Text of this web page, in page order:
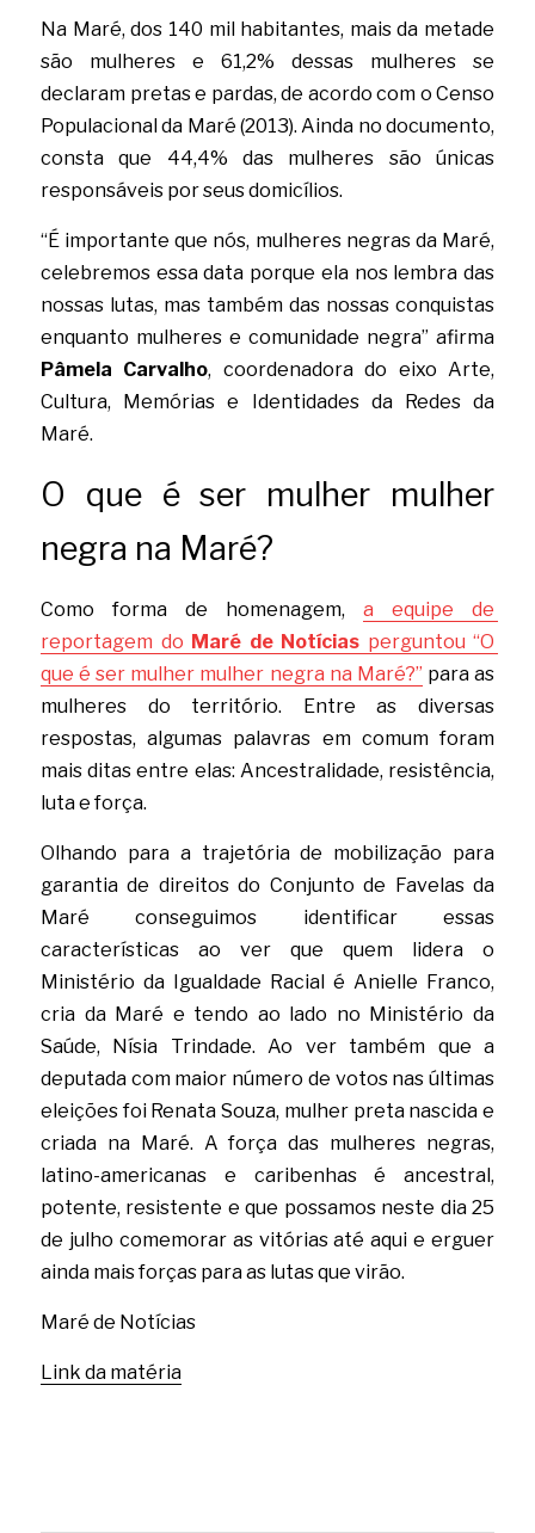
Na Maré, dos 140 mil habitantes, mais da metade
são mulheres e 61,2% dessas mulheres se
declaram pretas e pardas, de acordo com o Censo
Populacional da Maré (2013). Ainda no documento,
consta que 44,4% das mulheres são únicas
responsáveis por seus domicílios.
“É importante que nós, mulheres negras da Maré,
celebremos essa data porque ela nos lembra das
nossas lutas, mas também das nossas conquistas
Pâmela Carvalho, coordenadora do eixo Arte,
Cultura, Memórias e Identidades da Redes da
Maré.
O que é ser mulher mulher
negra na Maré?
Como forma de homenagem, a equipe de
reportagem do Maré de Notícias perguntou “O
que é ser mulher mulher negra na Maré?” para as
mulheres do território. Entre as diversas
respostas, algumas palavras em comum foram
mais ditas entre elas: Ancestralidade, resistência,
luta e força.
Olhando para a trajetória de mobilização para
garantia de direitos do Conjunto de Favelas da
Maré conseguimos identificar essas
características ao ver que quem lidera o
Ministério da Igualdade Racial é Anielle Franco,
cria da Maré e tendo ao lado no Ministério da
Saúde, Nísia Trindade. Ao ver também que a
deputada com maior número de votos nas últimas
eleições foi Renata Souza, mulher preta nascida e
criada na Maré. A força das mulheres negras,
latino-americanas e caribenhas é ancestral,
potente, resistente e que possamos neste dia 25
de julho comemorar as vitórias até aqui e erguer
ainda mais forças para as lutas que virão.
Maré de Notícias
Link da matéria